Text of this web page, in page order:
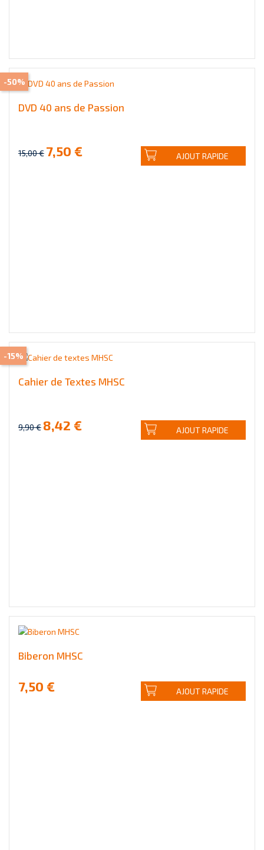
DVD 40 ans de Passion
15,00 € 7,50 € AJOUT RAPIDE
-50%
Cahier de Textes MHSC
9,90 € 8,42 € AJOUT RAPIDE
-15%
Biberon MHSC
7,50 € AJOUT RAPIDE